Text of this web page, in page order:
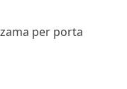
per porta